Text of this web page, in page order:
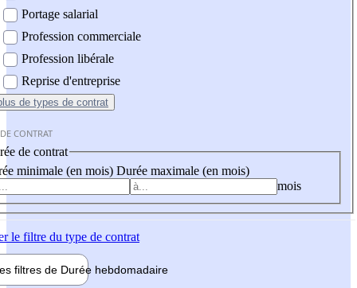
Portage salarial
Profession commerciale
Profession libérale
Reprise d'entreprise
de types de contrat
CONTRAT
de contrat
minimale (en mois) Durée maximale (en mois)
mois
le filtre du type de contrat
filtres de Durée hebdomadaire